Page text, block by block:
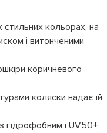
кольорах, на
і витонченими
коричневого
коляски надає їй
гідрофобним і UV50+